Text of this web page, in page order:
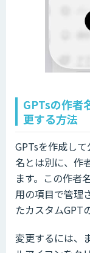
GPTsの作者
更する方法
GPTsを作成し
名とは別に、作
ます。この作者
用の項目で管理
たカスタムGPT
変更するには、